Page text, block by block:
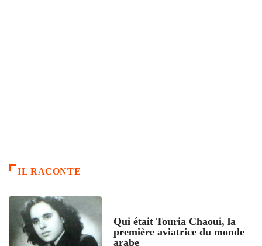
IL RACONTE
Qui était Touria Chaoui, la
première aviatrice du monde
arabe